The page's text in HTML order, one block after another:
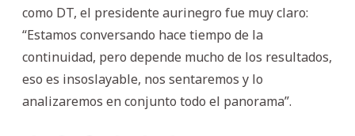
como DT, el presidente aurinegro fue muy claro:
“Estamos conversando hace tiempo de la
continuidad, pero depende mucho de los resultados,
eso es insoslayable, nos sentaremos y lo
analizaremos en conjunto todo el panorama”.